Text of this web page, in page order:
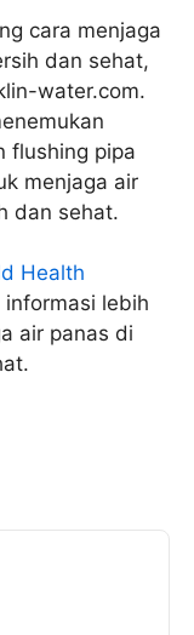
cara menjaga
dan sehat,
water.com.
flushing pipa
menjaga air
dan sehat.
Health
lebih
air panas di